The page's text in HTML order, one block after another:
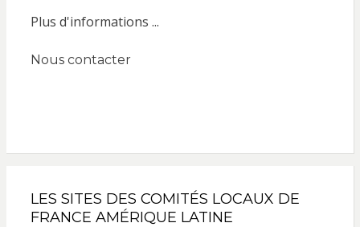
Plus d'informations ...
Nous contacter
LES SITES DES COMITÉS LOCAUX DE
FRANCE AMÉRIQUE LATINE